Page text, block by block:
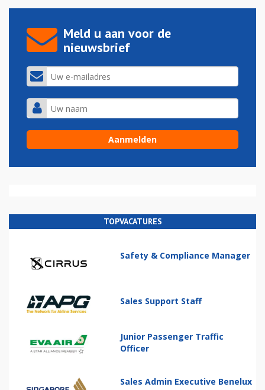
Meld u aan voor de
nieuwsbrief
TOPVACATURES
Safety & Compliance Manager
Sales Support Staff
Junior Passenger Traffic
Officer
Sales Admin Executive Benelux